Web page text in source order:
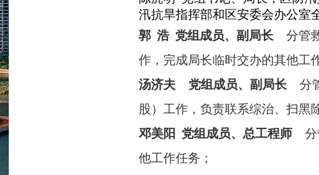
汛抗旱指挥部和区安委会办公室
郭 浩 党组成员、副局长 分管
作，完成局长临时交办的其他工
汤济夫 党组成员、副局长 分
股）工作，负责联系综治、扫黑
邓美阳 党组成员、总工程师
他工作任务；